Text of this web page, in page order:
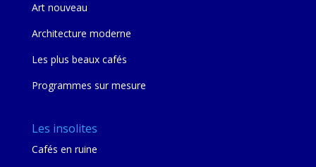
Art nouveau
Architecture moderne
Les plus beaux cafés
Programmes sur mesure
Les insolites
Cafés en ruine